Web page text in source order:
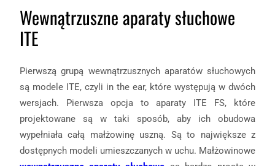
Wewnątrzuszne aparaty słuchowe
ITE
Pierwszą grupą wewnątrzusznych aparatów słuchowych
są modele ITE, czyli in the ear, które występują w dwóch
wersjach. Pierwsza opcja to aparaty ITE FS, które
projektowane są w taki sposób, aby ich obudowa
wypełniała całą małżowinę uszną. Są to największe z
dostępnych modeli umieszczanych w uchu. Małżowinowe